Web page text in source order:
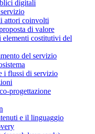
digitali
attori coinvolti
di valore
elementi costitutivi del
del servizio
i flussi di servizio
progettazione
e il linguaggio